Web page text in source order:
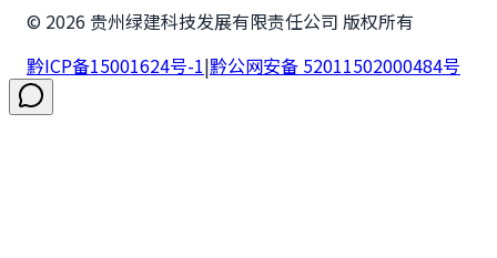
© 2026 贵州绿建科技发展有限责任公司 版权所有
黔ICP备15001624号-1|黔公网安备 52011502000484号